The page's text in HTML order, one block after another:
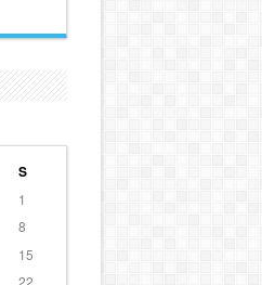
S
1
8
15
22